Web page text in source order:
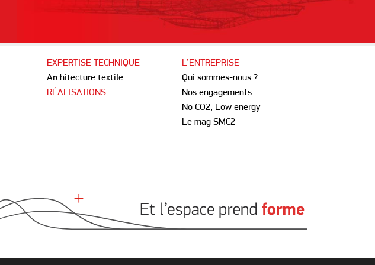
EXPERTISE TECHNIQUE
Architecture textile
RÉALISATIONS
L’ENTREPRISE
Qui sommes-nous ?
Nos engagements
No CO2, Low energy
Le mag SMC2